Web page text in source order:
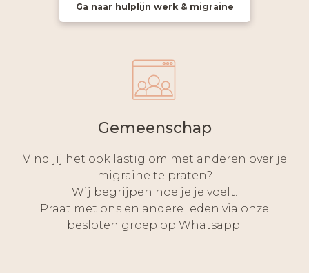
Ga naar hulplijn werk & migraine
Gemeenschap
Vind jij het ook lastig om met anderen over je
migraine te praten?
Wij begrijpen hoe je je voelt.
Praat met ons en andere leden via onze
besloten groep op Whatsapp.